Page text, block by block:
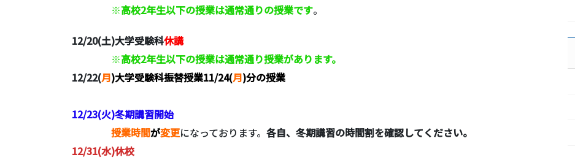
※高校2年生以下の授業は通常通りの授業です。
12/20(土)大学受験科休講
※高校2年生以下の授業は通常通り授業があります。
12/22(月)大学受験科振替授業11/24(月)分の授業
12/23(火)冬期講習開始
授業時間が変更になっております。 各自、冬期講習の時間割を確認してください。
12/31(水)休校